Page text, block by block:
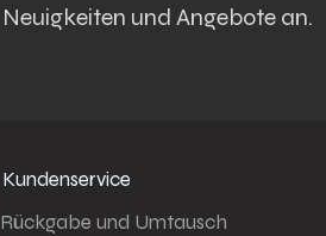
Neuigkeiten und Angebote an.
Kundenservice
Rückgabe und Umtausch